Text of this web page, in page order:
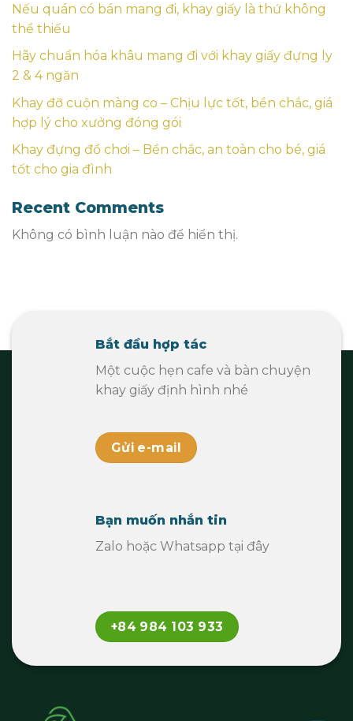
Nếu quán có bán mang đi, khay giấy là thứ không
thể thiếu
Hãy chuẩn hóa khâu mang đi với khay giấy đựng ly
2 & 4 ngăn
Khay đỡ cuộn màng co – Chịu lực tốt, bền chắc, giá
hợp lý cho xưởng đóng gói
Khay đựng đồ chơi – Bền chắc, an toàn cho bé, giá
tốt cho gia đình
Recent Comments
Không có bình luận nào để hiển thị.
Bắt đầu hợp tác
Một cuộc hẹn cafe và bàn chuyện
khay giấy định hình nhé
Gửi e-mail
Bạn muốn nhắn tin
Zalo hoặc Whatsapp tại đây
+84 984 103 933